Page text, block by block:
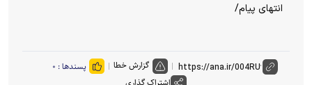
انتهای پیام/
گزارش خطا پسندها : ۰